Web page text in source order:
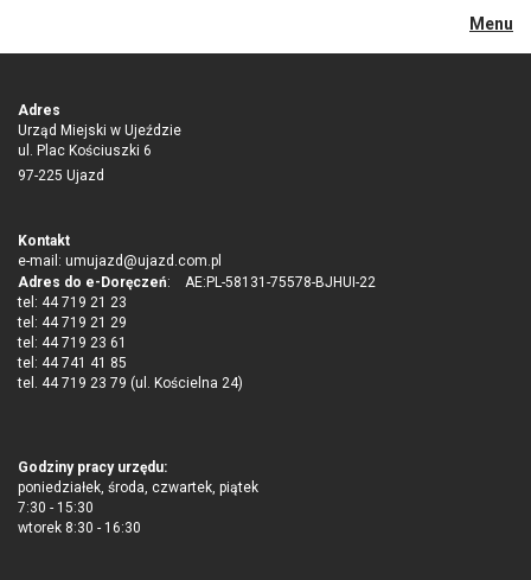
Menu
Adres
Urząd Miejski w Ujeździe
ul. Plac Kościuszki 6
97-225 Ujazd
Kontakt
e-mail: umujazd@ujazd.com.pl
Adres do e-Doręczeń: AE:PL-58131-75578-BJHUI-22
tel: 44 719 21 23
tel: 44 719 21 29
tel: 44 719 23 61
tel: 44 741 41 85
tel. 44 719 23 79 (ul. Kościelna 24)
Godziny pracy urzędu:
poniedziałek, środa, czwartek, piątek
7:30 - 15:30
wtorek 8:30 - 16:30